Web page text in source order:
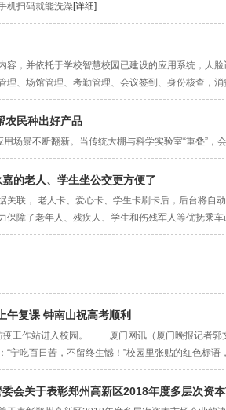
机扫码就能洗澡[详细]
容，并依托于学校智慧校园已建设的应用系统，人
理、场馆管理、考勤管理、会议签到、身份核查，
农民种出好产品
场景不断翻新。当传统大棚与科学实验室“重叠”，
的老人、学生坐公交更方便了
关联， 老人卡、爱心卡、学生卡刷卡后，后台将自
障了老年人、残疾人、学生和伤残军人等优抚乘车
午复课 钟南山祝高考顺利
站进入校园。 厦门网讯（厦门晚报记者郭文
“宁吃百日苦，不留终生憾！”校园里张贴的红色标
会关于表彰郑州高新区2018年度多层次资